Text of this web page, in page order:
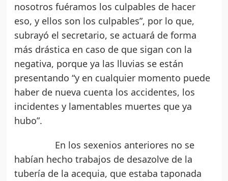
nosotros fuéramos los culpables de hacer
eso, y ellos son los culpables”, por lo que,
subrayó el secretario, se actuará de forma
más drástica en caso de que sigan con la
negativa, porque ya las lluvias se están
presentando “y en cualquier momento puede
haber de nueva cuenta los accidentes, los
incidentes y lamentables muertes que ya
hubo”.
En los sexenios anteriores no se
habían hecho trabajos de desazolve de la
tubería de la acequia, que estaba taponada